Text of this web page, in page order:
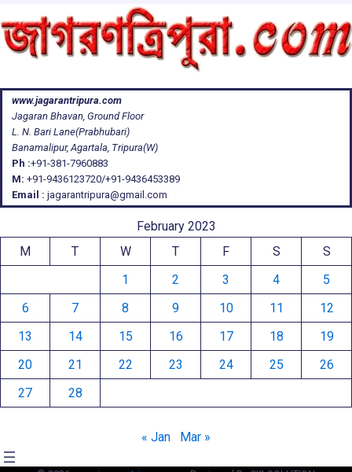
www.jagarantripura.com
Jagaran Bhavan, Ground Floor
L. N. Bari Lane(Prabhubari)
Banamalipur, Agartala, Tripura(W)
Ph :+91-381-7960883
M: +91-9436123720/+91-9436453389
Email : jagarantripura@gmail.com
February 2023
M
T W T F S
S
1
2 3 4
5
6
7 8 9 10 11
12
13
14 15 16 17 18
19
20
21 22 23 24 25
26
27
28
« Jan Mar »